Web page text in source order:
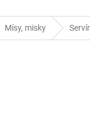
Mísy, misky